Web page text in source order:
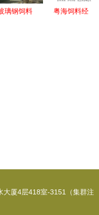
业饲料销
璃钢饲料
粤海饲料经
大厦4层418室-3151（集群注